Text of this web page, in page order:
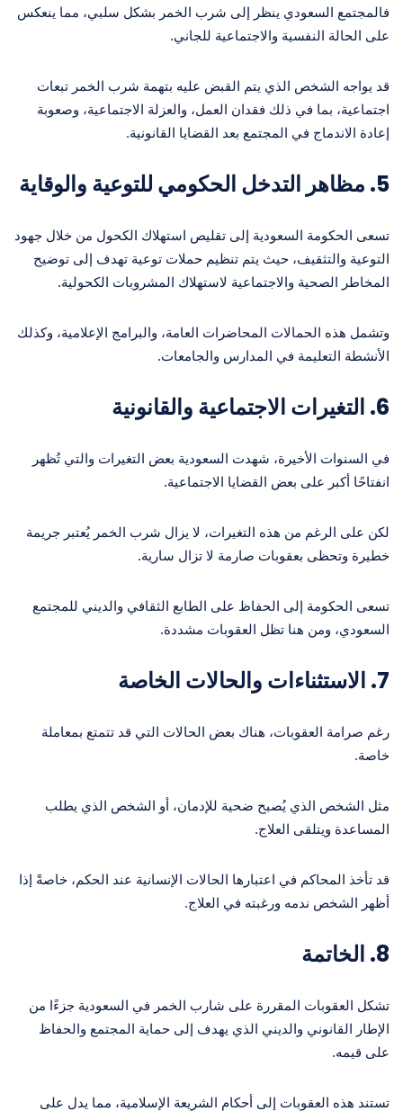
فالمجتمع السعودي ينظر إلى شرب الخمر بشكل سلبي، مما ينعكس
على الحالة النفسية والاجتماعية للجاني.
قد يواجه الشخص الذي يتم القبض عليه بتهمة شرب الخمر تبعات
اجتماعية، بما في ذلك فقدان العمل، والعزلة الاجتماعية، وصعوبة
إعادة الاندماج في المجتمع بعد القضايا القانونية.
5. مظاهر التدخل الحكومي للتوعية والوقاية
تسعى الحكومة السعودية إلى تقليص استهلاك الكحول من خلال جهود
التوعية والتثقيف، حيث يتم تنظيم حملات توعية تهدف إلى توضيح
المخاطر الصحية والاجتماعية لاستهلاك المشروبات الكحولية.
وتشمل هذه الحمالات المحاضرات العامة، والبرامج الإعلامية، وكذلك
الأنشطة التعليمة في المدارس والجامعات.
6. التغيرات الاجتماعية والقانونية
في السنوات الأخيرة، شهدت السعودية بعض التغيرات والتي تُظهر
انفتاحًا أكبر على بعض القضايا الاجتماعية.
لكن على الرغم من هذه التغيرات، لا يزال شرب الخمر يُعتبر جريمة
خطيرة وتحظى بعقوبات صارمة لا تزال سارية.
تسعى الحكومة إلى الحفاظ على الطابع الثقافي والديني للمجتمع
السعودي، ومن هنا تظل العقوبات مشددة.
7. الاستثناءات والحالات الخاصة
رغم صرامة العقوبات، هناك بعض الحالات التي قد تتمتع بمعاملة
خاصة.
مثل الشخص الذي يُصبح ضحية للإدمان، أو الشخص الذي يطلب
المساعدة ويتلقى العلاج.
قد تأخذ المحاكم في اعتبارها الحالات الإنسانية عند الحكم، خاصةً إذا
أظهر الشخص ندمه ورغبته في العلاج.
8. الخاتمة
تشكل العقوبات المقررة على شارب الخمر في السعودية جزءًا من
الإطار القانوني والديني الذي يهدف إلى حماية المجتمع والحفاظ
على قيمه.
تستند هذه العقوبات إلى أحكام الشريعة الإسلامية، مما يدل على